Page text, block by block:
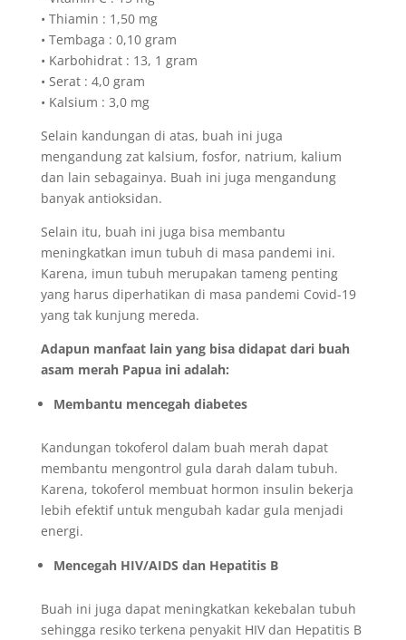
• Thiamin : 1,50 mg
• Tembaga : 0,10 gram
• Karbohidrat : 13, 1 gram
• Serat : 4,0 gram
• Kalsium : 3,0 mg
Selain kandungan di atas, buah ini juga
mengandung zat kalsium, fosfor, natrium, kalium
dan lain sebagainya. Buah ini juga mengandung
banyak antioksidan.
Selain itu, buah ini juga bisa membantu
meningkatkan imun tubuh di masa pandemi ini.
Karena, imun tubuh merupakan tameng penting
yang harus diperhatikan di masa pandemi Covid-19
yang tak kunjung mereda.
Adapun manfaat lain yang bisa didapat dari buah
asam merah Papua ini adalah:
Membantu mencegah diabetes
Kandungan tokoferol dalam buah merah dapat
membantu mengontrol gula darah dalam tubuh.
Karena, tokoferol membuat hormon insulin bekerja
lebih efektif untuk mengubah kadar gula menjadi
energi.
Mencegah HIV/AIDS dan Hepatitis B
Buah ini juga dapat meningkatkan kekebalan tubuh
sehingga resiko terkena penyakit HIV dan Hepatitis B